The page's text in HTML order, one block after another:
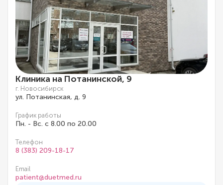
Клиника на Потанинской, 9
г. Новосибирск
ул. Потанинская, д. 9
График работы
Пн. - Вс. с 8.00 по 20.00
Телефон
8 (383) 209-18-17
Email
patient@duetmed.ru